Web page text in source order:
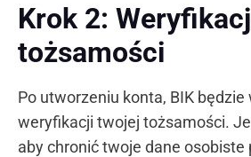
Krok 2:
tożsamości
Po utworzeniu konta, BIK będzie
weryfikacji twojej tożsamości.
aby chronić twoje dane osobiste